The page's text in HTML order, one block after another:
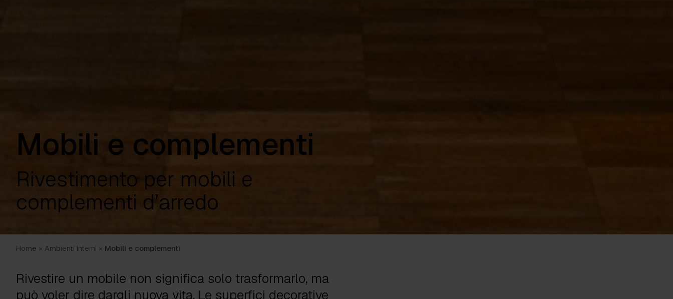
Mobili e complementi
Rivestimento per mobili e
complementi d’arredo
Home » Ambienti Interni » Mobili e complementi
Rivestire un mobile non significa solo trasformarlo, ma
può voler dire dargli nuova vita. Le superfici decorative